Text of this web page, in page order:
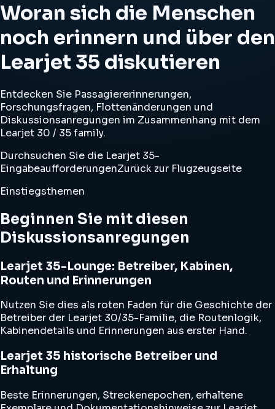
Woran sich die Menschen
noch erinnern und über den
Learjet 35 diskutieren
Entdecken Sie Passagiererinnerungen,
Forschungsfragen, Flottenänderungen und
Diskussionsanregungen im Zusammenhang mit dem
Learjet 30 / 35 family.
Durchsuchen Sie die Learjet 35-
EingabeaufforderungenZurück zur Flugzeugseite
Einstiegsthemen
Beginnen Sie mit diesen
Diskussionsanregungen
Learjet 35-Lounge: Betreiber, Kabinen,
Routen und Erinnerungen
Nutzen Sie dies als roten Faden für die Geschichte der
Betreiber der Learjet 30/35-Familie, die Routenlogik,
Kabinendetails und Erinnerungen aus erster Hand.
Learjet 35 historische Betreiber und
Erhaltung
Beste Erinnerungen, Streckenepochen, erhaltene